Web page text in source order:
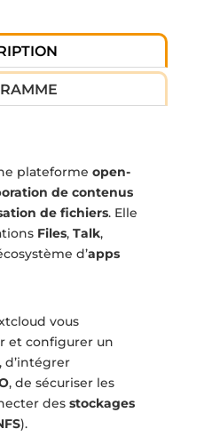
plateforme open-
de contenus
de fichiers. Elle
Files, Talk,
d’apps
vous
et configurer un
d’intégrer
, de sécuriser les
des stockages
).